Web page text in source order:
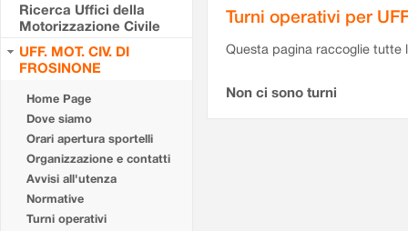
Ricerca Uffici della
Motorizzazione Civile
UFF. MOT. CIV. DI
FROSINONE
Home Page
Dove siamo
Orari apertura sportelli
Organizzazione e contatti
Avvisi all'utenza
Normative
Turni operativi
Turni operativi per
Questa pagina raccoglie tutte
Non ci sono turni